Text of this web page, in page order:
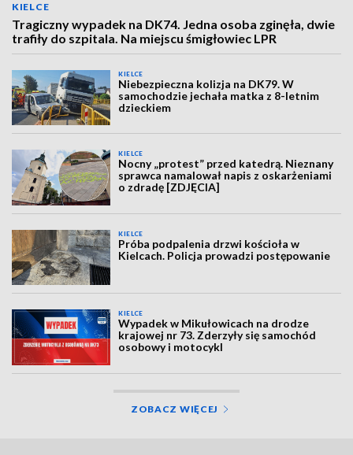
KIELCE
Tragiczny wypadek na DK74. Jedna osoba zginęła, dwie
trafiły do szpitala. Na miejscu śmigłowiec LPR
KIELCE
Niebezpieczna kolizja na DK79. W
samochodzie jechała matka z 8-letnim
dzieckiem
KIELCE
Nocny „protest” przed katedrą. Nieznany
sprawca namalował napis z oskarżeniami
o zdradę [ZDJĘCIA]
KIELCE
Próba podpalenia drzwi kościoła w
Kielcach. Policja prowadzi postępowanie
KIELCE
Wypadek w Mikułowicach na drodze
krajowej nr 73. Zderzyły się samochód
osobowy i motocykl
ZOBACZ WIĘCEJ